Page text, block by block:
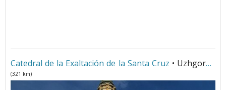
Catedral de la Exaltación de la Santa Cruz • Uzhgorod
(321 km)